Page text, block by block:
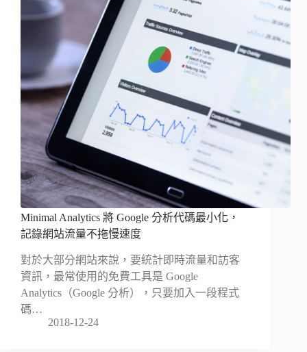
Minimal Analytics 將 Google 分析代碼最小化，
記錄網站流量不拖慢速度
對於大部分網站來說，要統計即時流量和訪客
資訊，最常使用的免費工具是 Google
Analytics（Google 分析），只要加入一段程式
碼…
2018-12-24